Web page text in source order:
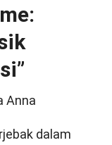
Anna
dalam